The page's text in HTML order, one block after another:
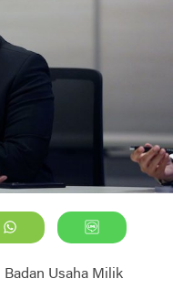
Badan Usaha Milik